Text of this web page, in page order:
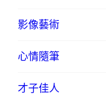
影像藝術
心情隨筆
才子佳人